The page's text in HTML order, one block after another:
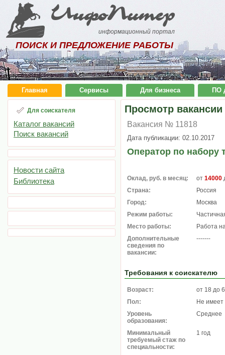
ИнфоПитер
информационный портал
ПОИСК И ПРЕДЛОЖЕНИЕ РАБОТЫ
Главная Сервисы Для бизнеса ПО
Для соискателя
Каталог вакансий
Поиск вакансий
Новости сайта
Библиотека
Просмотр вакансии
Вакансия № 11818
Дата публикации: 02.10.2017
Оператор по набору
Оклад, руб. в месяц: от 14000
Страна:
Россия
Город:
Москва
Режим работы:
Место работы:
Работа
Дополнительные
сведения по
вакансии:
-------
Требования к соискателю
Возраст:
от 18 до
Пол:
Не имеет
Уровень
образования:
Среднее
Минимальный
требуемый стаж по
специальности:
1 год